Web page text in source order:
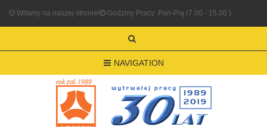
Witamy na naszej stronie! Godziny Pracy: Pon-Pią (7.00 - 15.00 )
NAVIGATION